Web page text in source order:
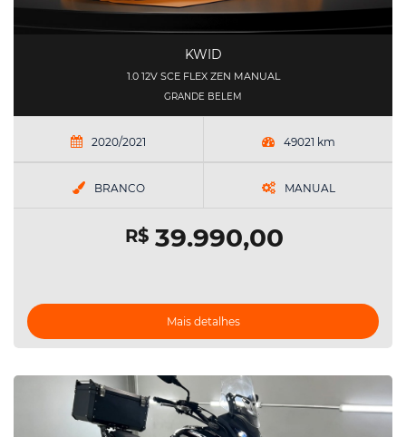
KWID
1.0 12V SCE FLEX ZEN MANUAL
GRANDE BELEM
2020/2021 49021 km
BRANCO MANUAL
R$39.990,00
Mais detalhes